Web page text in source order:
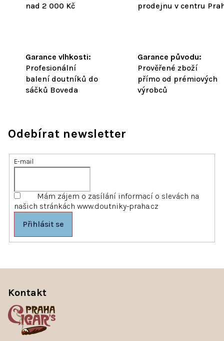
nad 2 000 Kč
prodejnu v centru
Garance vlhkosti:
Profesionální
balení doutníků do
sáčků Boveda
Garance původu:
Prověřené zboží
přímo od prémiových
výrobců
Odebírat newsletter
E-mail
Mám zájem o zasílání informací o slevách na
našich stránkách www.doutniky-praha.cz
Přihlásit se
Kontakt